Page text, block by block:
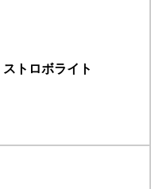
ストロボライト